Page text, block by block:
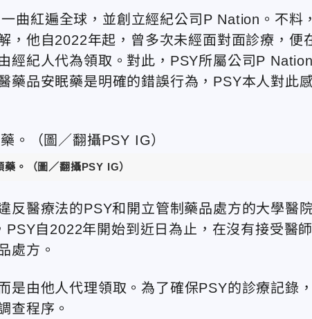
曲紅遍全球，並創立經紀公司P Nation。不料
，他自2022年起，曾多次未經面對面診療，便
經紀人代為領取。對此，PSY所屬公司P
藥品安眠藥是明確的錯誤行為，PSY本人對此
。（圖／翻攝PSY IG）
反醫療法的PSY和開立管制藥品處方的大學醫
自2022年開始到近日為止，在沒有接受醫
處方。
是由他人代理領取。為了確保PSY的診療記錄
查程序。